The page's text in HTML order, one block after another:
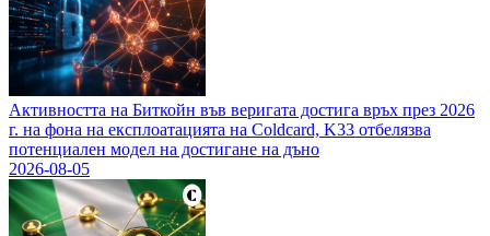
Активността на Биткойн във веригата достига връх през 2026
г. на фона на експлоатацията на Coldcard, K33 отбелязва
потенциален модел на достигане на дъно
2026-08-05